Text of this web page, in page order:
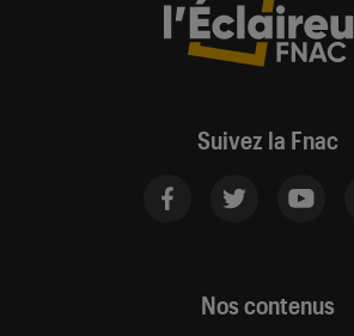
Suivez la Fnac
Nos contenus